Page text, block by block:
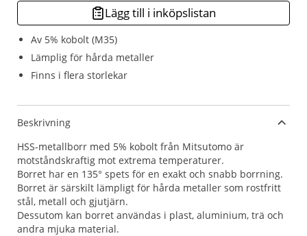
Av 5% kobolt (M35)
Lämplig för hårda metaller
Finns i flera storlekar
Lägg till i inköpslistan
Beskrivning
HSS-metallborr med 5% kobolt från Mitsutomo är
motståndskraftig mot extrema temperaturer.
Borret har en 135° spets för en exakt och snabb borrning.
Borret är särskilt lämpligt för hårda metaller som rostfritt
stål, metall och gjutjärn.
Dessutom kan borret användas i plast, aluminium, trä och
andra mjuka material.